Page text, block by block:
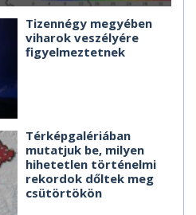
Tizennégy megyében
viharok veszélyére
figyelmeztetnek
Térképgalériában
mutatjuk be, milyen
hihetetlen történelmi
rekordok dőltek meg
csütörtökön